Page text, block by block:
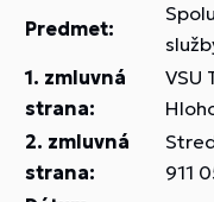
Predmet:
1. zmluvná
strana:
VSU
2. zmluvná
strana:
911